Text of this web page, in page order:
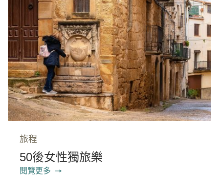
旅程
50後女性獨旅樂
閱覽更多